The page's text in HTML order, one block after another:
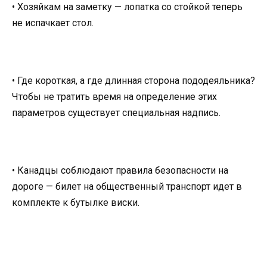
• Хозяйкам на заметку — лопатка со стойкой теперь
не испачкает стол.
• Где короткая, а где длинная сторона пододеяльника?
Чтобы не тратить время на определение этих
параметров существует специальная надпись.
• Канадцы соблюдают правила безопасности на
дороге — билет на общественный транспорт идет в
комплекте к бутылке виски.